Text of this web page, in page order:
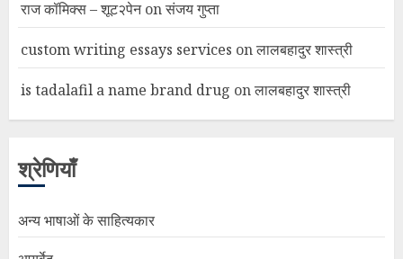
राज कॉमिक्स – शूट२पेनonसंजय गुप्ता
custom writing essays services onलालबहादुर शास्त्री
is tadalafil a name brand drug onलालबहादुर शास्त्री
श्रेणियाँ
अन्य भाषाओं के साहित्यकार